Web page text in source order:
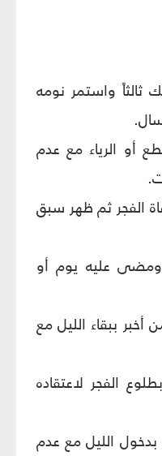
ثالثاً واستمر نومه
أو الرياء مع عدم
الفجر ثم ظهر سبق
ومضى عليه يوم أو
ببقاء الليل مع
الفجر لاعتقاده
بدخول الليل مع عدم